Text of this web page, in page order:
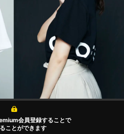
会員登録することで
ことができます